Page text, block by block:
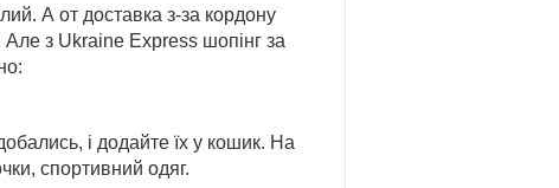
А от доставка з-за кордону
з Ukraine Express шопінг за
і додайте їх у кошик. На
спортивний одяг.